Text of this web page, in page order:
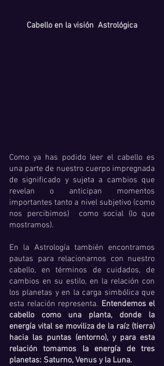
Cabello en la visión  Astrológica
Como ya has podido leer el cabello es
una parte de nuestro cuerpo impregnada
de significado y sujeta a cambios que
revelan o anticipan momentos
importantes tanto a nivel subjetivo (como
nos percibimos)  como social (lo que
mostramos).
En la Astrología también encontramos
pautas para relacionarnos con nuestro
cabello, en términos de cuidados, de
cambios en su estilo, en la relación con
los planetas y en la carga simbólica que
esta relación representa. Entendemos el
cabello como una planta, donde la
energía vital se moviliza de la raíz (tierra)
hacia las puntas (entorno), y para esta
relación tomamos la energía de tres
planetas: Saturno, Venus y la Luna.